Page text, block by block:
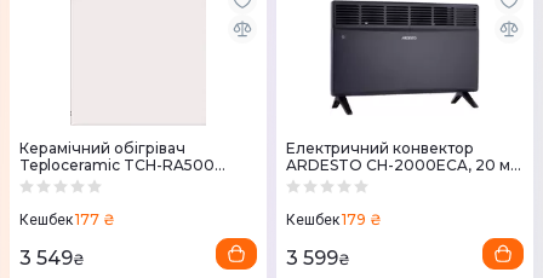
Керамічний обігрівач
Teploceramic TCH-RA500
(білий)
Кешбек177 ₴
3 549₴
Електричний конвектор
ARDESTO CH-2000ECA, 20 м2,
2000 Вт, закритий нагрівання,
Кешбек179 ₴
3 599₴